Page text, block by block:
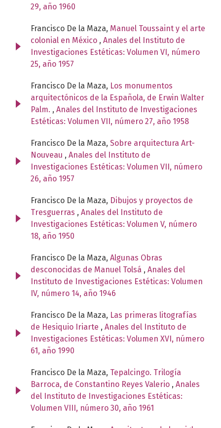
29, año 1960
Francisco De la Maza, Manuel Toussaint y el arte
colonial en México , Anales del Instituto de
Investigaciones Estéticas: Volumen VI, número
25, año 1957
Francisco De la Maza, Los monumentos
arquitectónicos de la Española, de Erwin Walter
Palm. , Anales del Instituto de Investigaciones
Estéticas: Volumen VII, número 27, año 1958
Francisco De la Maza, Sobre arquitectura Art-
Nouveau , Anales del Instituto de
Investigaciones Estéticas: Volumen VII, número
26, año 1957
Francisco De la Maza, Dibujos y proyectos de
Tresguerras , Anales del Instituto de
Investigaciones Estéticas: Volumen V, número
18, año 1950
Francisco De la Maza, Algunas Obras
desconocidas de Manuel Tolsá , Anales del
Instituto de Investigaciones Estéticas: Volumen
IV, número 14, año 1946
Francisco De la Maza, Las primeras litografías
de Hesiquio Iriarte , Anales del Instituto de
Investigaciones Estéticas: Volumen XVI, número
61, año 1990
Francisco De la Maza, Tepalcingo. Trilogía
Barroca, de Constantino Reyes Valerio , Anales
del Instituto de Investigaciones Estéticas:
Volumen VIII, número 30, año 1961